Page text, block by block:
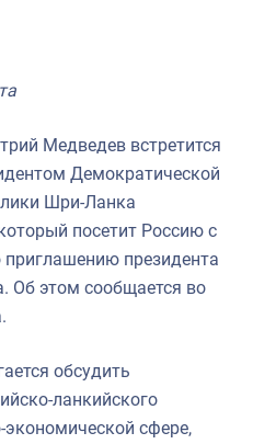
ценностей
Медведев встретится
Демократической
Шри-Ланка
посетит Россию с
президента
Об этом сообщается во
обсудить
ланкийского
экономической сфере,